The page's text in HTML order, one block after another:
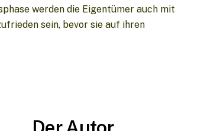
werden die Eigentümer auch mit
sein, bevor sie auf ihren